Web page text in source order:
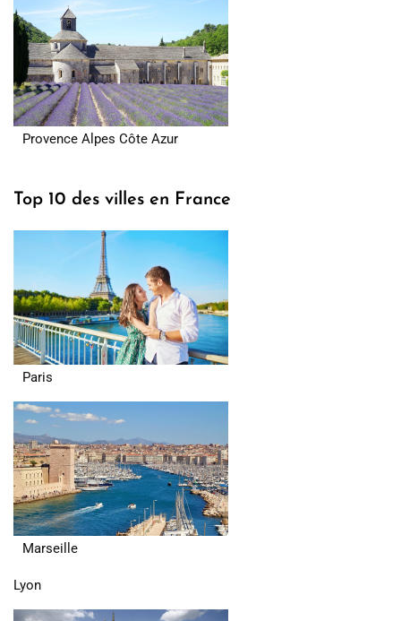
Provence Alpes Côte Azur
Top 10 des villes en France
Paris
Marseille
Lyon